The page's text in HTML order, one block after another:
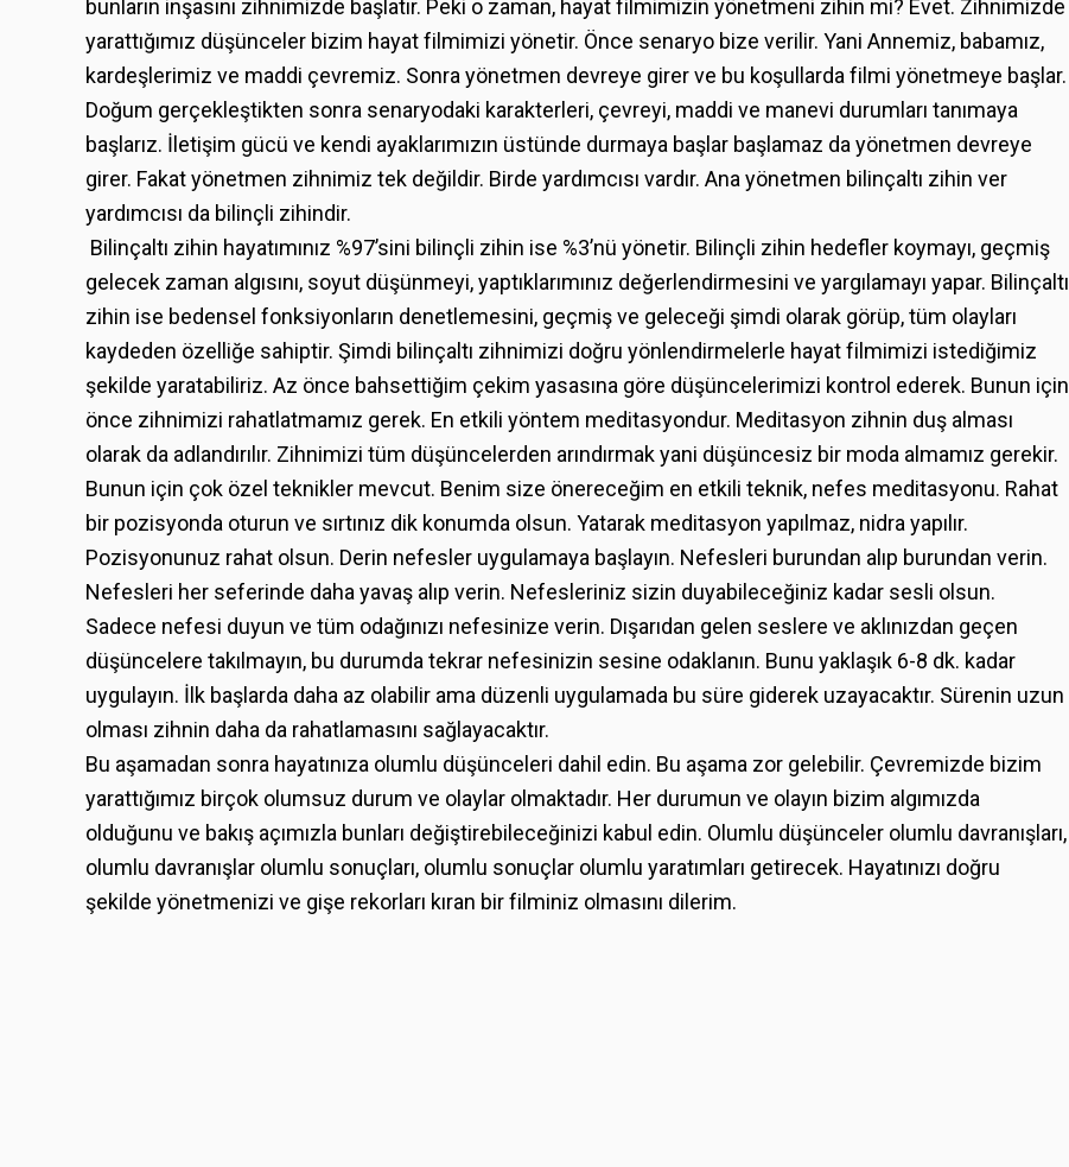
bunların inşasını zihnimizde başlatır. Peki o zaman, hayat filmimizin yönetmeni zihin mi? Evet. Zihnimizde
yarattığımız düşünceler bizim hayat filmimizi yönetir. Önce senaryo bize verilir. Yani Annemiz, babamız,
kardeşlerimiz ve maddi çevremiz. Sonra yönetmen devreye girer ve bu koşullarda filmi yönetmeye başlar.
Doğum gerçekleştikten sonra senaryodaki karakterleri, çevreyi, maddi ve manevi durumları tanımaya
başlarız. İletişim gücü ve kendi ayaklarımızın üstünde durmaya başlar başlamaz da yönetmen devreye
girer. Fakat yönetmen zihnimiz tek değildir. Birde yardımcısı vardır. Ana yönetmen bilinçaltı zihin ver
yardımcısı da bilinçli zihindir.
Bilinçaltı zihin hayatımınız %97’sini bilinçli zihin ise %3’nü yönetir. Bilinçli zihin hedefler koymayı, geçmiş
gelecek zaman algısını, soyut düşünmeyi, yaptıklarımınız değerlendirmesini ve yargılamayı yapar. Bilinçaltı
zihin ise bedensel fonksiyonların denetlemesini, geçmiş ve geleceği şimdi olarak görüp, tüm olayları
kaydeden özelliğe sahiptir. Şimdi bilinçaltı zihnimizi doğru yönlendirmelerle hayat filmimizi istediğimiz
şekilde yaratabiliriz. Az önce bahsettiğim çekim yasasına göre düşüncelerimizi kontrol ederek. Bunun için
önce zihnimizi rahatlatmamız gerek. En etkili yöntem meditasyondur. Meditasyon zihnin duş alması
olarak da adlandırılır. Zihnimizi tüm düşüncelerden arındırmak yani düşüncesiz bir moda almamız gerekir.
Bunun için çok özel teknikler mevcut. Benim size önereceğim en etkili teknik, nefes meditasyonu. Rahat
bir pozisyonda oturun ve sırtınız dik konumda olsun. Yatarak meditasyon yapılmaz, nidra yapılır.
Pozisyonunuz rahat olsun. Derin nefesler uygulamaya başlayın. Nefesleri burundan alıp burundan verin.
Nefesleri her seferinde daha yavaş alıp verin. Nefesleriniz sizin duyabileceğiniz kadar sesli olsun.
Sadece nefesi duyun ve tüm odağınızı nefesinize verin. Dışarıdan gelen seslere ve aklınızdan geçen
düşüncelere takılmayın, bu durumda tekrar nefesinizin sesine odaklanın. Bunu yaklaşık 6-8 dk. kadar
uygulayın. İlk başlarda daha az olabilir ama düzenli uygulamada bu süre giderek uzayacaktır. Sürenin uzun
olması zihnin daha da rahatlamasını sağlayacaktır.
Bu aşamadan sonra hayatınıza olumlu düşünceleri dahil edin. Bu aşama zor gelebilir. Çevremizde bizim
yarattığımız birçok olumsuz durum ve olaylar olmaktadır. Her durumun ve olayın bizim algımızda
olduğunu ve bakış açımızla bunları değiştirebileceğinizi kabul edin. Olumlu düşünceler olumlu davranışları,
olumlu davranışlar olumlu sonuçları, olumlu sonuçlar olumlu yaratımları getirecek. Hayatınızı doğru
şekilde yönetmenizi ve gişe rekorları kıran bir filminiz olmasını dilerim.